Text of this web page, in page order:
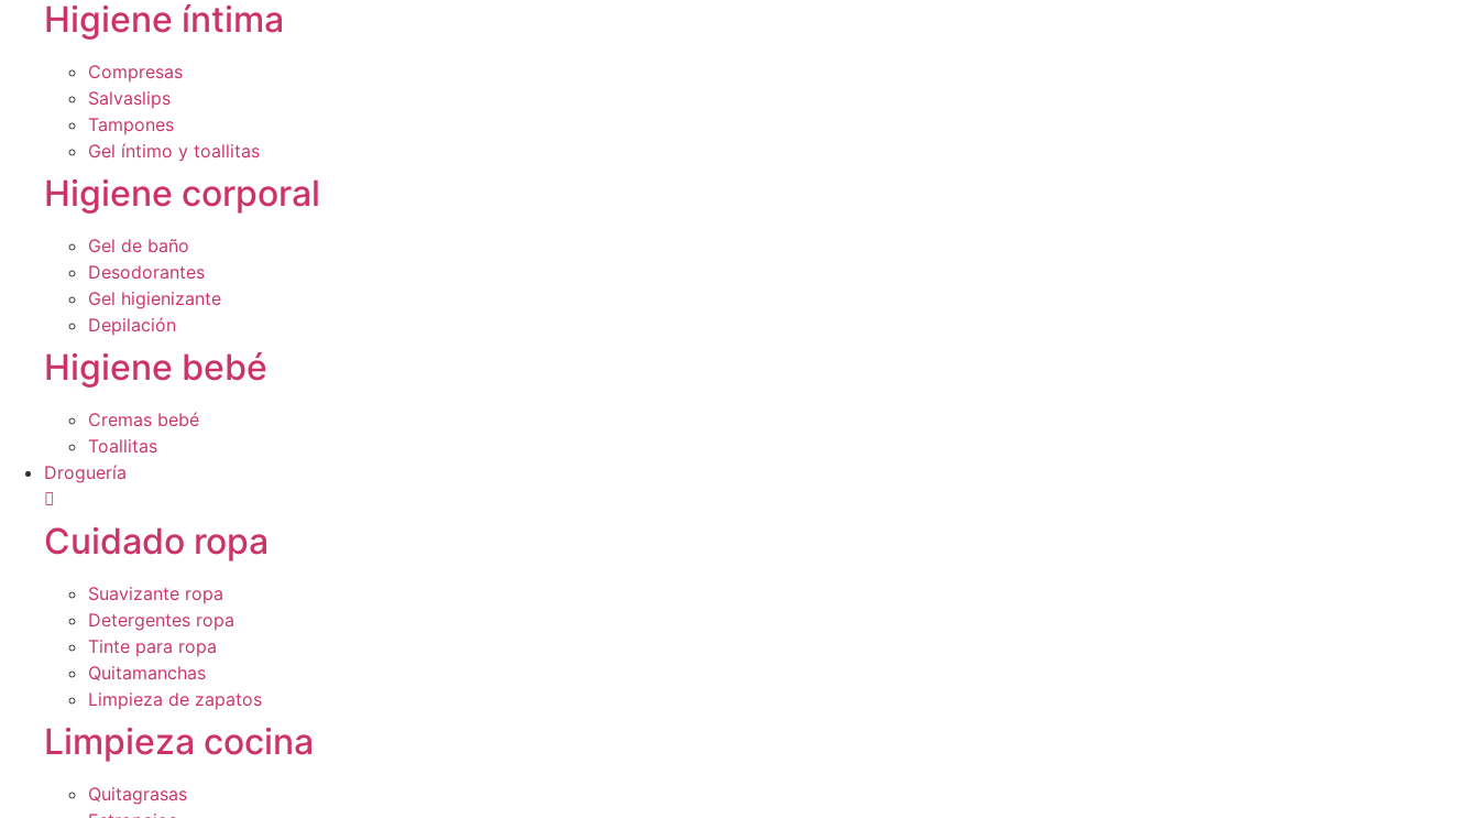
Higiene íntima
Compresas
Salvaslips
Tampones
Gel íntimo y toallitas
Higiene corporal
Gel de baño
Desodorantes
Gel higienizante
Depilación
Higiene bebé
Cremas bebé
Toallitas
Droguería
Cuidado ropa
Suavizante ropa
Detergentes ropa
Tinte para ropa
Quitamanchas
Limpieza de zapatos
Limpieza cocina
Quitagrasas